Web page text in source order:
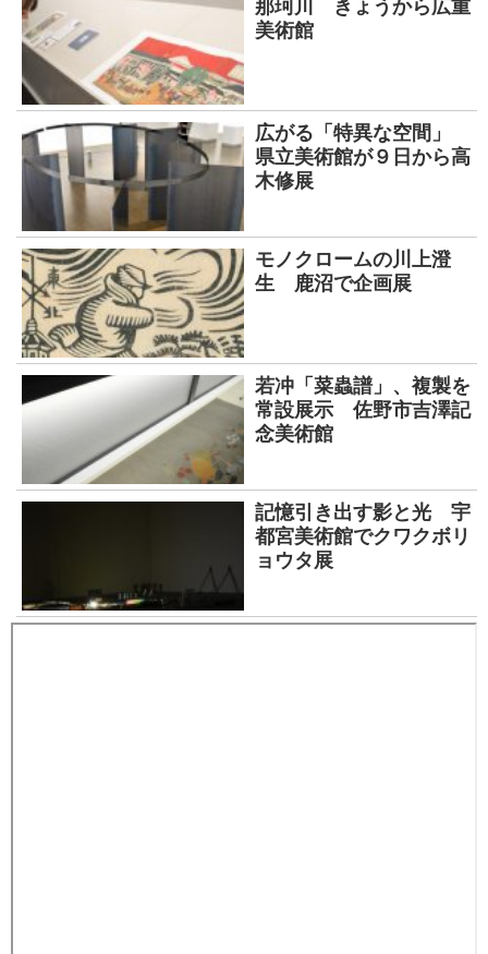
那珂川 きょうから広重
美術館
広がる「特異な空間」
県立美術館が９日から高
木修展
モノクロームの川上澄
生 鹿沼で企画展
若冲「菜蟲譜」、複製を
常設展示 佐野市吉澤記
念美術館
記憶引き出す影と光 宇
都宮美術館でクワクボリ
ョウタ展